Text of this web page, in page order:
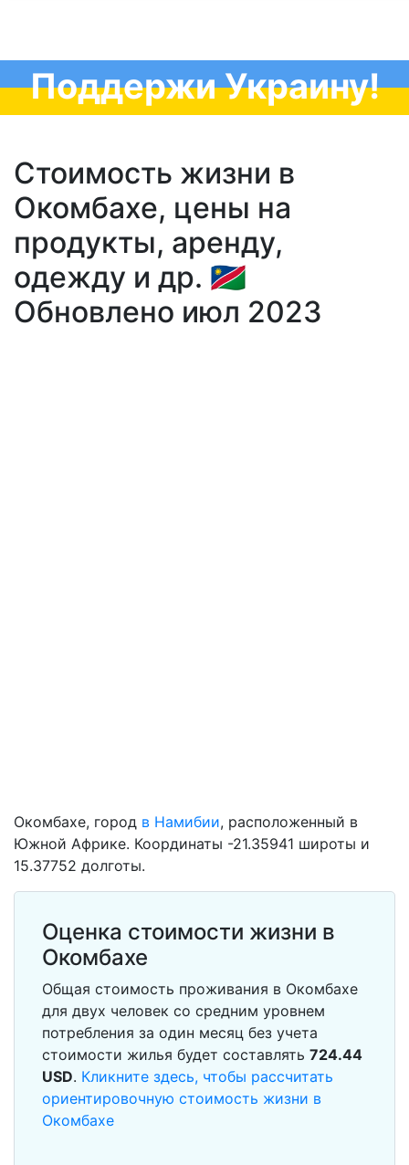
Поддержи Украину!
Стоимость жизни в
Окомбахе, цены на
продукты, аренду,
одежду и др. 🇳🇦
Обновлено июл 2023
Окомбахе, город в Намибии, расположенный в
Южной Африке. Координаты -21.35941 широты и
15.37752 долготы.
Оценка стоимости жизни в
Окомбахе
Общая стоимость проживания в Окомбахе
для двух человек со средним уровнем
потребления за один месяц без учета
стоимости жилья будет составлять 724.44
USD. Кликните здесь, чтобы рассчитать
ориентировочную стоимость жизни в
Окомбахе